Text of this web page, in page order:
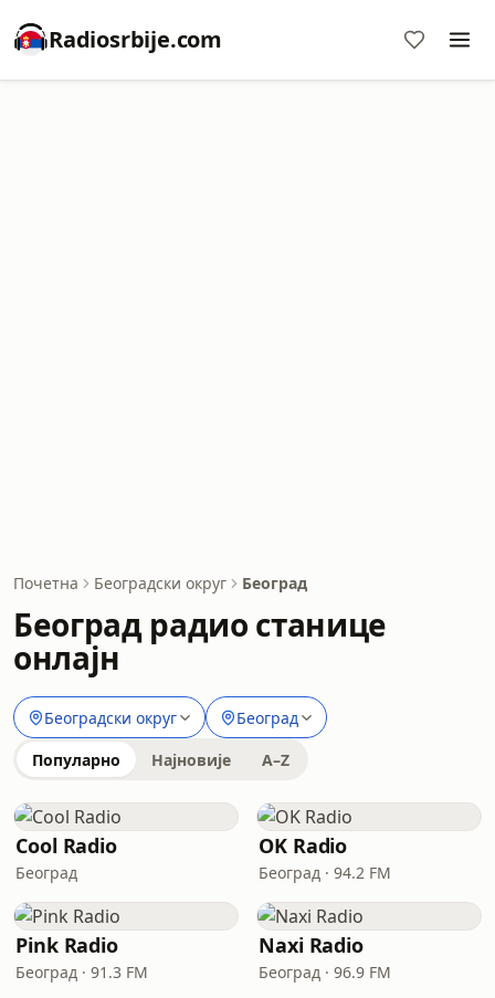
Radiosrbije.com
Почетна Београдски округ Београд
Београд радио станице
онлајн
Београдски округ Београд
Популарно Најновије A–Z
Cool Radio
Београд
OK Radio
Београд · 94.2 FM
Pink Radio
Београд · 91.3 FM
Naxi Radio
Београд · 96.9 FM